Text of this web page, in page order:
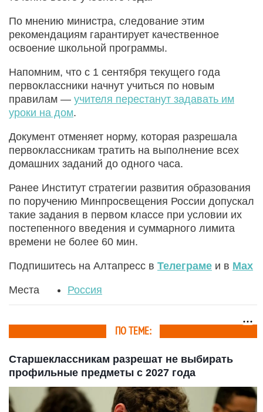
По мнению министра, следование этим
рекомендациям гарантирует качественное
освоение школьной программы.
Напомним, что с 1 сентября текущего года
первоклассники начнут учиться по новым
правилам — учителя перестанут задавать им
уроки на дом.
Документ отменяет норму, которая разрешала
первоклассникам тратить на выполнение всех
домашних заданий до одного часа.
Ранее Институт стратегии развития образования
по поручению Минпросвещения России допускал
такие задания в первом классе при условии их
постепенного введения и суммарного лимита
времени не более 60 мин.
Подпишитесь на Алтапресс в Телеграме и в Max
Места Россия
ПО ТЕМЕ:
Старшеклассникам разрешат не выбирать
профильные предметы с 2027 года